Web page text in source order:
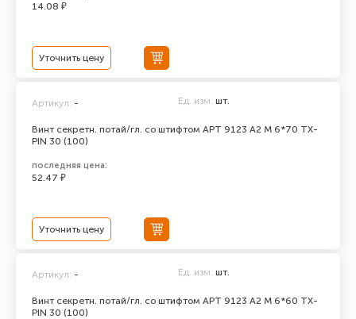
14.08 ₽
Уточнить цену
Винт секретн. потай/гл. со штифтом АРТ 9123 А2 M 6*70 TX-
PIN 30 (100)
Артикул: - Ед. изм. шт.
последняя цена:
52.47 ₽
Уточнить цену
Винт секретн. потай/гл. со штифтом АРТ 9123 А2 M 6*60 TX-
PIN 30 (100)
Артикул: - Ед. изм. шт.